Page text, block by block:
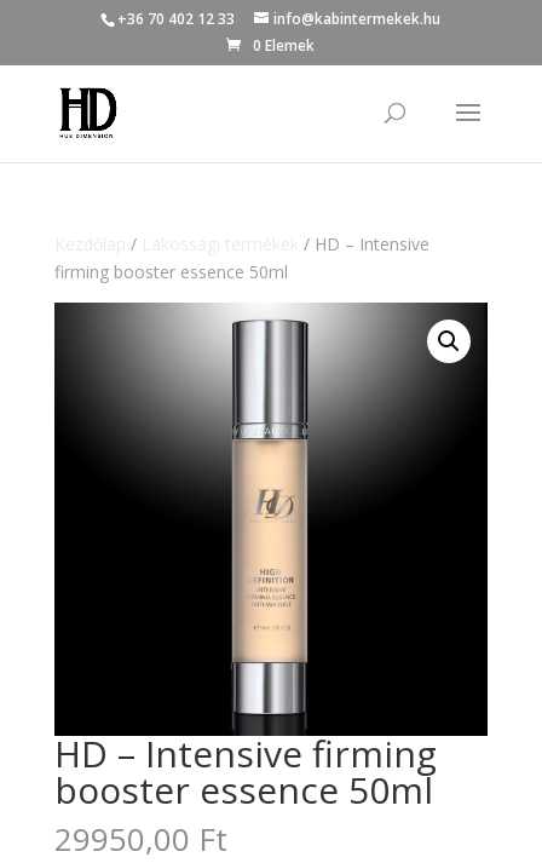
+36 70 402 12 33
info@kabintermekek.hu
0 Elemek
/
/ HD – Intensive
firming booster essence 50ml
HD – Intensive firming
booster essence 50ml
29950,00 Ft